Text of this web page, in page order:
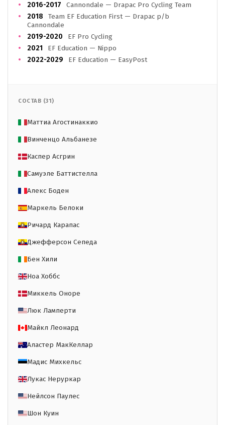
2016-2017
Cannondale — Drapac Pro Cycling Team
2018
Team EF Education First — Drapac p/b
Cannondale
2019-2020
EF Pro Cycling
2021
EF Education — Nippo
2022-2029
EF Education — EasyPost
СОСТАВ (31)
Маттиа Агостинаккио
Винченцо Альбанезе
Каспер Асгрин
Самуэле Баттистелла
Алекс Боден
Маркель Белоки
Ричард Карапас
Джефферсон Сепеда
Бен Хили
Ноа Хоббс
Миккель Оноре
Люк Ламперти
Майкл Леонард
Аластер МакКеллар
Мадис Михкельс
Лукас Неруркар
Нейлсон Паулес
Шон Куин